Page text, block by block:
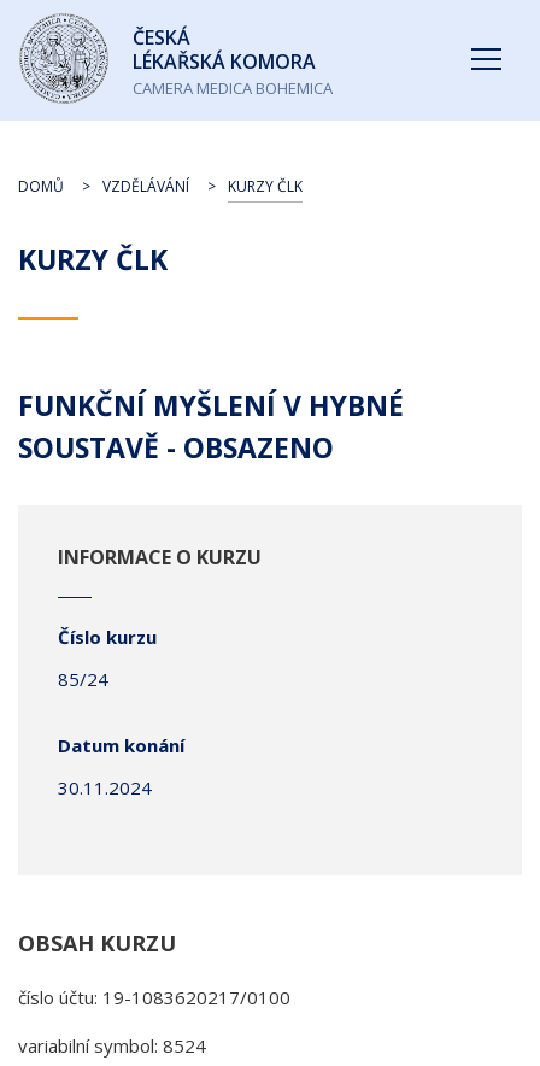
Česká
lékařská
komora
ČESKÁ
LÉKAŘSKÁ KOMORA
CAMERA MEDICA BOHEMICA
KURZY ČLK
DOMŮ VZDĚLÁVÁNÍ KURZY ČLK
FUNKČNÍ MYŠLENÍ V HYBNÉ
SOUSTAVĚ - OBSAZENO
INFORMACE O KURZU
Číslo kurzu
85/24
Datum konání
30.11.2024
OBSAH KURZU
číslo účtu: 19-1083620217/0100
variabilní symbol: 8524